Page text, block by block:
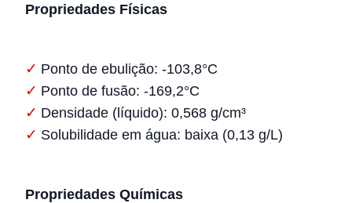
Propriedades Físicas
Ponto de ebulição: -103,8°C
Ponto de fusão: -169,2°C
Densidade (líquido): 0,568 g/cm³
Solubilidade em água: baixa (0,13 g/L)
Propriedades Químicas